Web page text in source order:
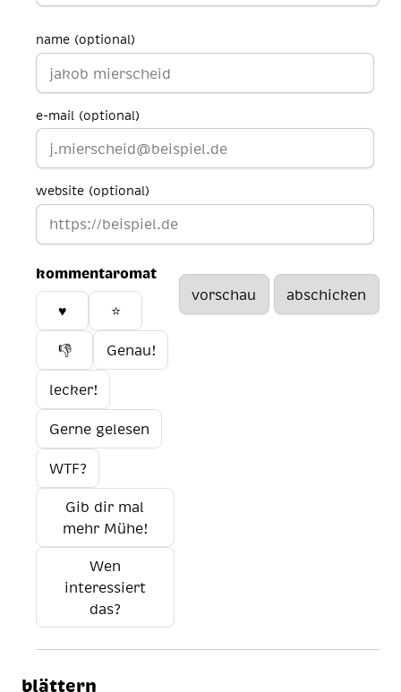
name (optional)
e-mail (optional)
website (optional)
kommentaromat
♥️ ⭐
👎 Genau!
lecker!
Gerne gelesen
WTF?
Gib dir mal
mehr Mühe!
Wen
interessiert
das?
blättern